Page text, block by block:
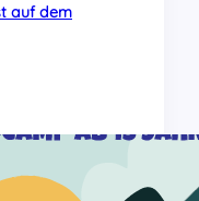
auf dem